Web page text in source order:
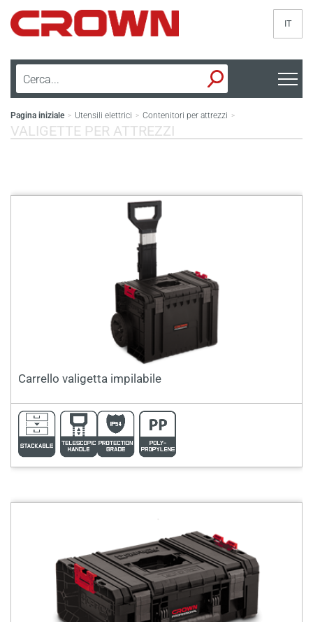
IT
Pagina iniziale > Utensili elettrici > Contenitori per attrezzi >
VALIGETTE PER ATTREZZI
Carrello valigetta impilabile